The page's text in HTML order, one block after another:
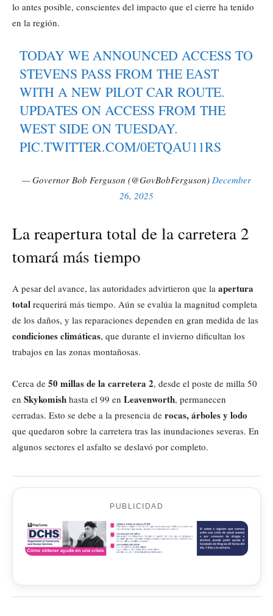
lo antes posible, conscientes del impacto que el cierre ha tenido
en la región.
TODAY WE ANNOUNCED ACCESS TO
STEVENS PASS FROM THE EAST
WITH A NEW PILOT CAR ROUTE.
UPDATES ON ACCESS FROM THE
WEST SIDE ON TUESDAY.
PIC.TWITTER.COM/0ETQAU11RS
— Governor Bob Ferguson (@GovBobFerguson) December
26, 2025
La reapertura total de la carretera 2
tomará más tiempo
A pesar del avance, las autoridades advirtieron que la apertura
total requerirá más tiempo. Aún se evalúa la magnitud completa
de los daños, y las reparaciones dependen en gran medida de las
condiciones climáticas, que durante el invierno dificultan los
trabajos en las zonas montañosas.
Cerca de 50 millas de la carretera 2, desde el poste de milla 50
en Skykomish hasta el 99 en Leavenworth, permanecen
cerradas. Esto se debe a la presencia de rocas, árboles y lodo
que quedaron sobre la carretera tras las inundaciones severas. En
algunos sectores el asfalto se deslavó por completo.
PUBLICIDAD